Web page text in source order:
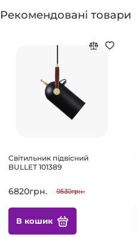
Рекомендовані товари
Світильник підвісний
BULLET 101389
6820грн. 9530грн.
В кошик